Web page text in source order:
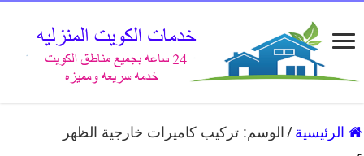
الرئيسية / الوسم:تركيب كاميرات خارجية الظهر